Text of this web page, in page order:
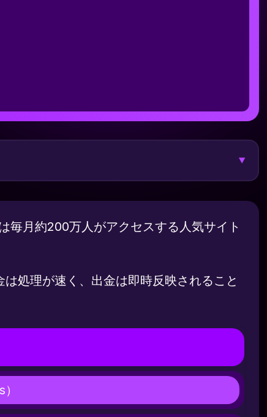
▼
毎月約200万人がアクセスする人気サイト
処理が速く、出金は即時反映されること